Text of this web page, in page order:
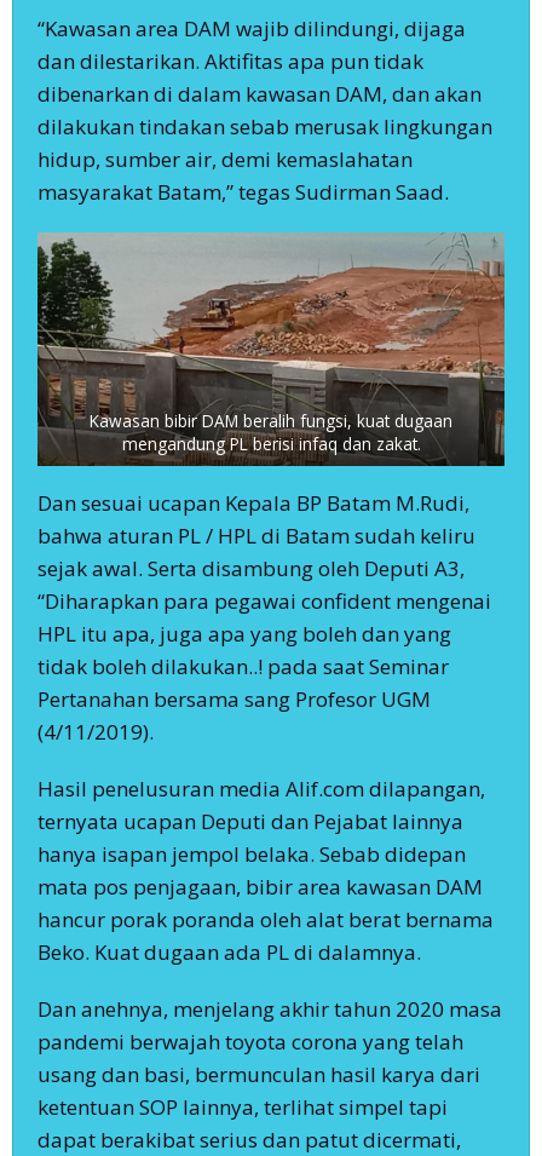
“Kawasan area DAM wajib dilindungi, dijaga
dan dilestarikan. Aktifitas apa pun tidak
dibenarkan di dalam kawasan DAM, dan akan
dilakukan tindakan sebab merusak lingkungan
hidup, sumber air, demi kemaslahatan
masyarakat Batam,” tegas Sudirman Saad.
Kawasan bibir DAM beralih fungsi, kuat dugaan
mengandung PL berisi infaq dan zakat.
Dan sesuai ucapan Kepala BP Batam M.Rudi,
bahwa aturan PL / HPL di Batam sudah keliru
sejak awal. Serta disambung oleh Deputi A3,
“Diharapkan para pegawai confident mengenai
HPL itu apa, juga apa yang boleh dan yang
tidak boleh dilakukan..! pada saat Seminar
Pertanahan bersama sang Profesor UGM
(4/11/2019).
Hasil penelusuran media Alif.com dilapangan,
ternyata ucapan Deputi dan Pejabat lainnya
hanya isapan jempol belaka. Sebab didepan
mata pos penjagaan, bibir area kawasan DAM
hancur porak poranda oleh alat berat bernama
Beko. Kuat dugaan ada PL di dalamnya.
Dan anehnya, menjelang akhir tahun 2020 masa
pandemi berwajah toyota corona yang telah
usang dan basi, bermunculan hasil karya dari
ketentuan SOP lainnya, terlihat simpel tapi
dapat berakibat serius dan patut dicermati,